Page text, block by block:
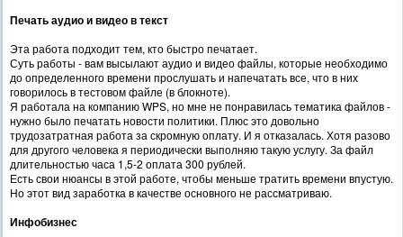
Печать аудио и видео в текст
Эта работа подходит тем, кто быстро печатает.
Суть работы - вам высылают аудио и видео файлы, которые необходимо
до определенного времени прослушать и напечатать все, что в них
говорилось в тестовом файле (в блокноте).
Я работала на компанию WPS, но мне не понравилась тематика файлов -
нужно было печатать новости политики. Плюс это довольно
трудозатратная работа за скромную оплату. И я отказалась. Хотя разово
для другого человека я периодически выполняю такую услугу. За файл
длительностью часа 1,5-2 оплата 300 рублей.
Есть свои нюансы в этой работе, чтобы меньше тратить времени впустую.
Но этот вид заработка в качестве основного не рассматриваю.
Инфобизнес